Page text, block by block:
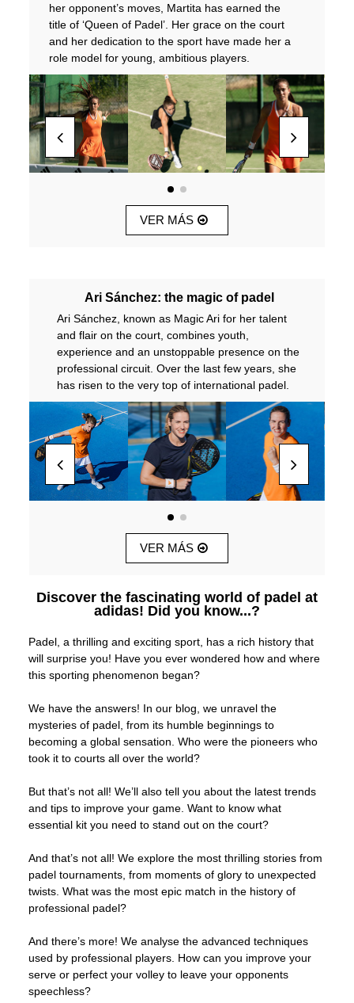
her opponent’s moves, Martita has earned the
title of ‘Queen of Padel’. Her grace on the court
and her dedication to the sport have made her a
role model for young, ambitious players.
VER MÁS
Ari Sánchez: the magic of padel
Ari Sánchez, known as Magic Ari for her talent
and flair on the court, combines youth,
experience and an unstoppable presence on the
professional circuit. Over the last few years, she
has risen to the very top of international padel.
VER MÁS
Discover the fascinating world of padel at
adidas! Did you know...?
Padel, a thrilling and exciting sport, has a rich history that
will surprise you! Have you ever wondered how and where
this sporting phenomenon began?
We have the answers! In our blog, we unravel the
mysteries of padel, from its humble beginnings to
becoming a global sensation. Who were the pioneers who
took it to courts all over the world?
But that’s not all! We’ll also tell you about the latest trends
and tips to improve your game. Want to know what
essential kit you need to stand out on the court?
And that’s not all! We explore the most thrilling stories from
padel tournaments, from moments of glory to unexpected
twists. What was the most epic match in the history of
professional padel?
And there’s more! We analyse the advanced techniques
used by professional players. How can you improve your
serve or perfect your volley to leave your opponents
speechless?